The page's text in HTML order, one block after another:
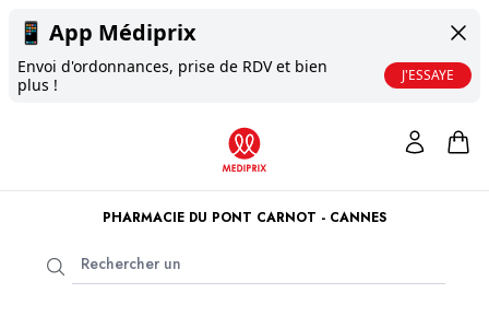
📱 App Médiprix
Envoi d'ordonnances, prise de RDV et bien
plus !
J'ESSAYE
PHARMACIE DU PONT CARNOT - CANNES